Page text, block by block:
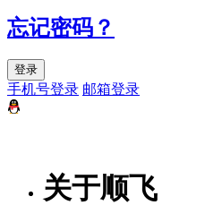
忘记密码？
登录
手机号登录 邮箱登录
关于顺飞